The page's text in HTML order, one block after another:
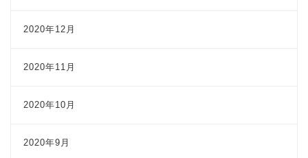
2020年12月
2020年11月
2020年10月
2020年9月